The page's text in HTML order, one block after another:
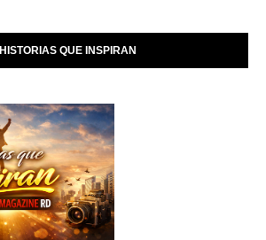
HISTORIAS QUE INSPIRAN